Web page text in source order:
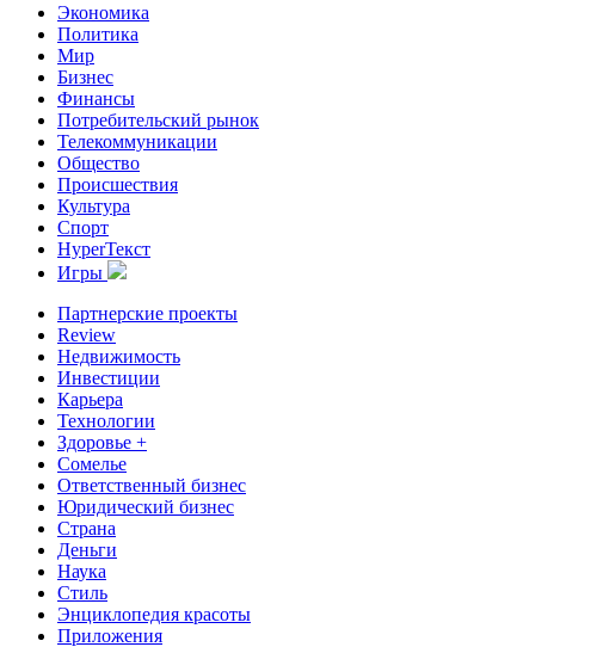
Экономика
Политика
Мир
Бизнес
Финансы
Потребительский рынок
Телекоммуникации
Общество
Происшествия
Культура
Спорт
HyperТекст
Игры
Партнерские проекты
Review
Недвижимость
Инвестиции
Карьера
Технологии
Здоровье +
Сомелье
Ответственный бизнес
Юридический бизнес
Страна
Деньги
Наука
Стиль
Энциклопедия красоты
Приложения